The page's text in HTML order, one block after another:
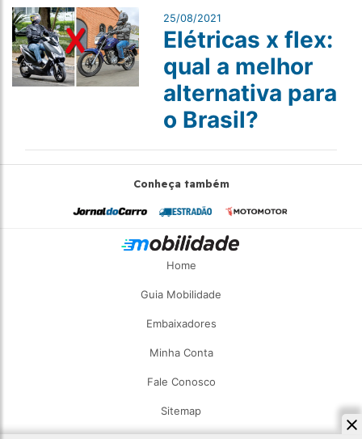
25/08/2021
Elétricas x flex:
qual a melhor
alternativa para
o Brasil?
Conheça também
Home
Guia Mobilidade
Embaixadores
Minha Conta
Fale Conosco
Sitemap